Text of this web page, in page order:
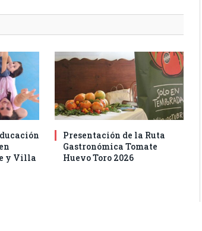
y Villa
Presentación de la Ruta
Gastronómica Tomate
Huevo Toro 2026